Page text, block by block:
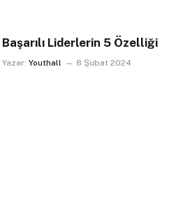
Başarılı Liderlerin 5 Özelliği
Yazar: Youthall 8 Şubat 2024